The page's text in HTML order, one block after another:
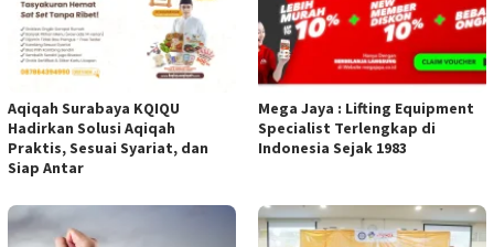
Aqiqah Surabaya KQIQU
Hadirkan Solusi Aqiqah
Praktis, Sesuai Syariat, dan
Siap Antar
Mega Jaya : Lifting Equipment
Specialist Terlengkap di
Indonesia Sejak 1983